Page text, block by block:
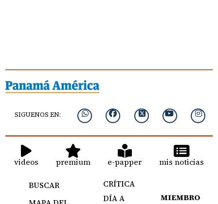
SIGUENOS EN:
videos premium e-papper mis noticias
BUSCAR
CRÍTICA
DÍA A
MIEMBRO